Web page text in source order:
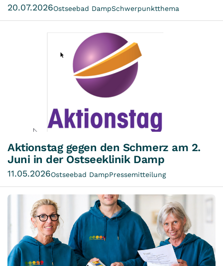
20.07.2026Ostseebad DampSchwerpunktthema
Aktionstag gegen den Schmerz am 2.
Juni in der Ostseeklinik Damp
11.05.2026Ostseebad DampPressemitteilung